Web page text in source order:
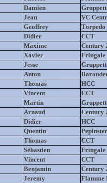
Damien
Jean
VC
Geoffrey
Torpedo
Didier
CCT
Maxime
Century
Xavier
Fringale
Jesse
Anton
Thomas
HCC
Vincent
CCT
Martin
Arnaud
Century
Didier
HCC
Quentin
Thomas
CCT
Sébastien
Fringale
Vincent
CCT
Benjamin
Century
Jeremy
Flamme